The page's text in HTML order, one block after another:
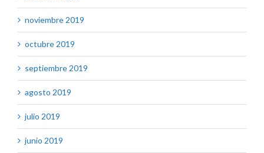
noviembre 2019
octubre 2019
septiembre 2019
agosto 2019
julio 2019
junio 2019